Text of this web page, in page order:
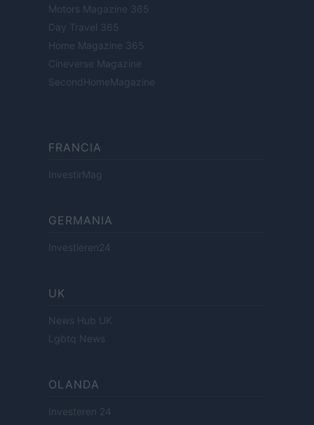
Motors Magazine 365
Day Travel 365
Home Magazine 365
Cineverse Magazine
SecondHomeMagazine
FRANCIA
InvestirMag
GERMANIA
Investieren24
UK
News Hub UK
Lgbtq News
OLANDA
Investeren 24